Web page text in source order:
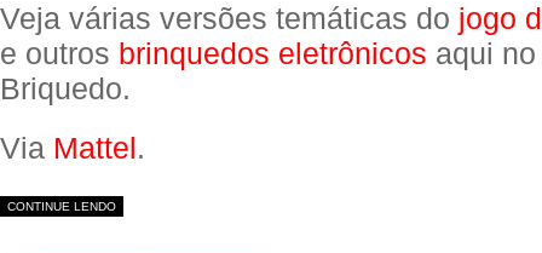
Veja várias versões temáticas do jogo
e outros brinquedos eletrônicos aqui
Briquedo.
Via Mattel.
CONTINUE LENDO